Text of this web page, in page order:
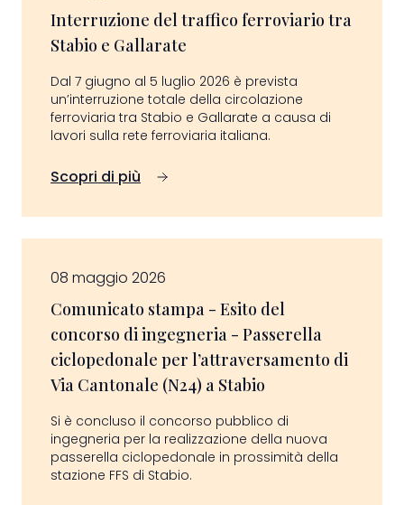
Interruzione del traffico ferroviario tra
Stabio e Gallarate
Dal 7 giugno al 5 luglio 2026 è prevista
un’interruzione totale della circolazione
ferroviaria tra Stabio e Gallarate a causa di
lavori sulla rete ferroviaria italiana.
Scopri di più
08 maggio 2026
Comunicato stampa - Esito del
concorso di ingegneria - Passerella
ciclopedonale per l’attraversamento di
Via Cantonale (N24) a Stabio
Si è concluso il concorso pubblico di
ingegneria per la realizzazione della nuova
passerella ciclopedonale in prossimità della
stazione FFS di Stabio.